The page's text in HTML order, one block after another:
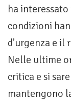
ha
condizioni
d’urgenza e
Nelle ultime
critica e si
mantengono